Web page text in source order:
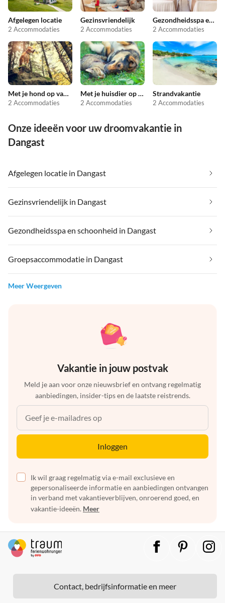
Afgelegen locatie
2 Accommodaties
Gezinsvriendelijk
2 Accommodaties
Gezondheidsspa en schoonheid
2 Accommodaties
Met je hond op vakantie
2 Accommodaties
Met je huisdier op vakantie
2 Accommodaties
Strandvakantie
2 Accommodaties
Onze ideeën voor uw droomvakantie in
Dangast
Afgelegen locatie in Dangast
Gezinsvriendelijk in Dangast
Gezondheidsspa en schoonheid in Dangast
Groepsaccommodatie in Dangast
Meer Weergeven
Vakantie in jouw postvak
Meld je aan voor onze nieuwsbrief en ontvang regelmatig
aanbiedingen, insider-tips en de laatste reistrends.
Inloggen
Ik wil graag regelmatig via e-mail exclusieve en
gepersonaliseerde informatie en aanbiedingen ontvangen
in verband met vakantieverblijven, onroerend goed, en
vakantie-ideeën. Meer
Contact, bedrijfsinformatie en meer